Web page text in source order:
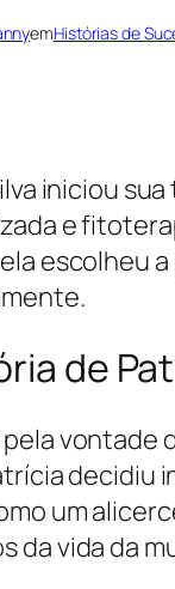
emHistórias de
iniciou
e
escolheu
de
vontade
decidiu
um
da vida da